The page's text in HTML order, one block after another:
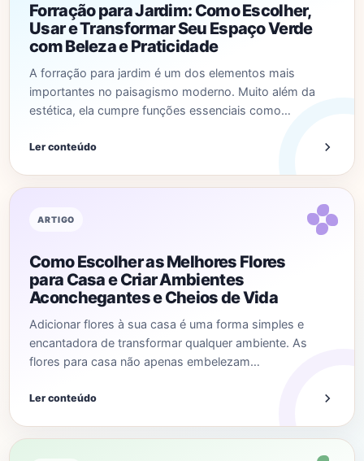
Forração para Jardim: Como Escolher,
Usar e Transformar Seu Espaço Verde
com Beleza e Praticidade
A forração para jardim é um dos elementos mais
importantes no paisagismo moderno. Muito além da
estética, ela cumpre funções essenciais como…
Ler conteúdo
ARTIGO
Como Escolher as Melhores Flores
para Casa e Criar Ambientes
Aconchegantes e Cheios de Vida
Adicionar flores à sua casa é uma forma simples e
encantadora de transformar qualquer ambiente. As
flores para casa não apenas embelezam…
Ler conteúdo